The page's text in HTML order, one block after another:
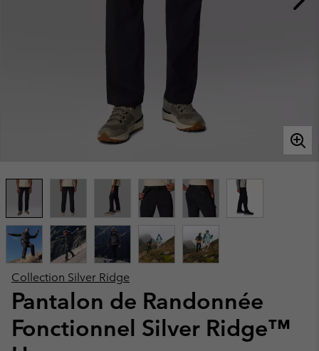
Collection Silver Ridge
Pantalon de Randonnée
Fonctionnel Silver Ridge™